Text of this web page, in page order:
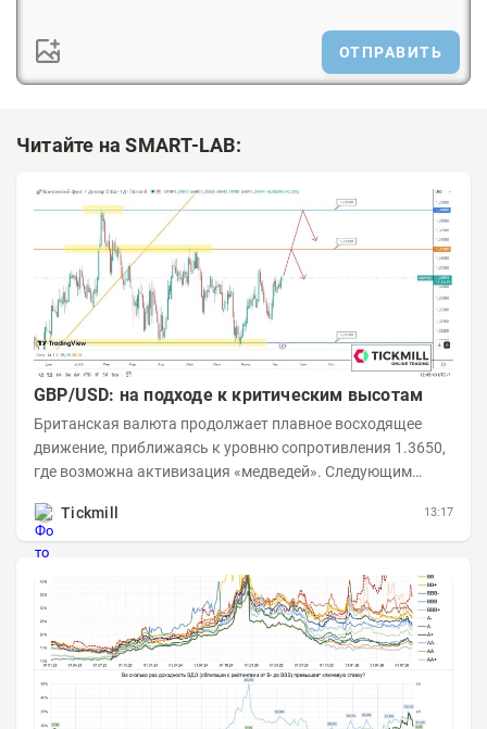
ОТПРАВИТЬ
Читайте на SMART-LAB:
GBP/USD: на подходе к критическим высотам
Британская валюта продолжает плавное восходящее
движение, приближаясь к уровню сопротивления 1.3650,
где возможна активизация «медведей». Следующим
Tickmill
13:17